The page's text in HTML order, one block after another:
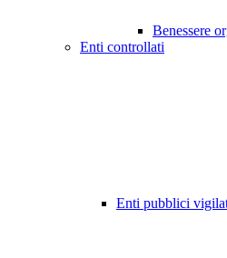
Benessere
Enti controllati
Enti pubblici